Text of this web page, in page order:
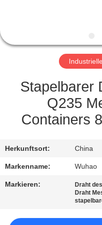
SIE
MIT
VERBINDUNG
SIE
EIN
ZITAT
Stapelbarer
Q235
Containers
Herkunftsort: China
Markenname: Wuhao
Markieren: Draht
Draht